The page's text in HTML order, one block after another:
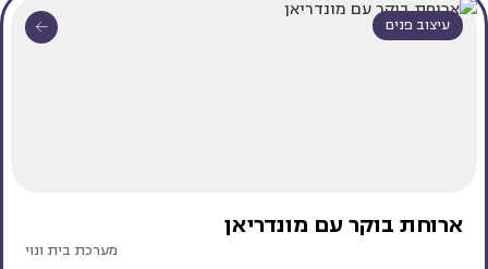
עיצוב פנים
ארוחת בוקר עם מונדריאן
מערכת בית ונוי